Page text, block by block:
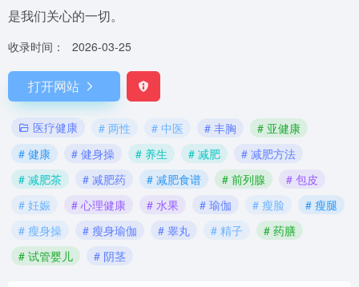
是我们关心的一切。
收录时间： 2026-03-25
打开网站
医疗健康 # 两性 # 中医 # 丰胸
# 亚健康
# 健康
# 健身操 # 养生 # 减肥
# 减肥方法
# 减肥茶
# 减肥药 # 减肥食谱 # 前列腺
# 包皮
# 妊娠
# 心理健康 # 水果 # 瑜伽 # 瘦脸
# 瘦腿
# 瘦身操
# 瘦身瑜伽 # 睾丸 # 精子
# 药膳
# 试管婴儿
# 阴茎